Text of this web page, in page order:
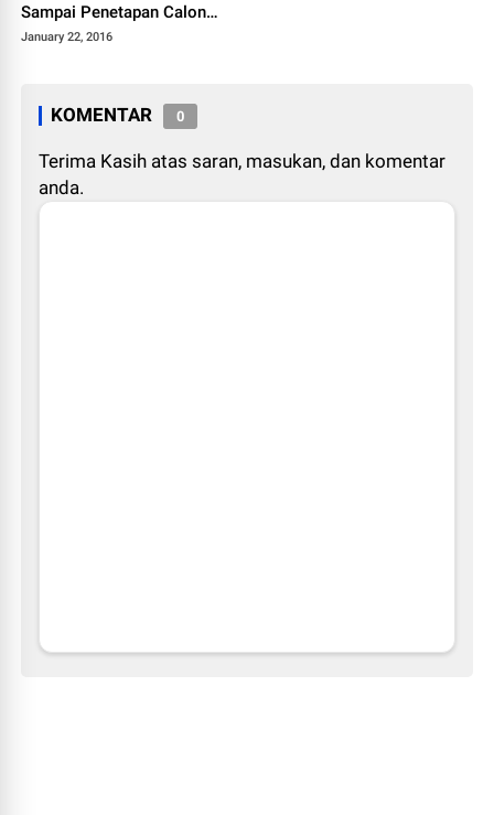
Sampai Penetapan Calon
Terpilih
January 22, 2016
KOMENTAR 0
Terima Kasih atas saran, masukan, dan komentar
anda.